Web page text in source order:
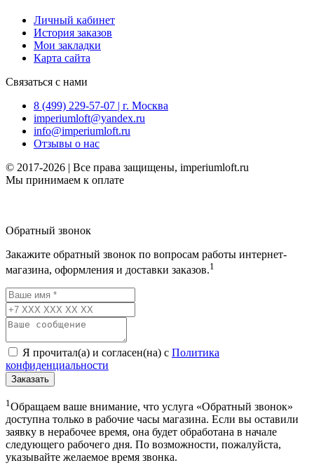
Личный кабинет
История заказов
Мои закладки
Карта сайта
Связаться с нами
8 (499) 229-57-07 | г. Москва
imperiumloft@yandex.ru
info@imperiumloft.ru
Отзывы о нас
© 2017-2026 | Все права защищены, imperiumloft.ru
Мы принимаем к оплате
Обратный звонок
Закажите обратный звонок по вопросам работы интернет-
магазина, оформления и доставки заказов.1
Я прочитал(а) и согласен(на) с Политика
конфиденциальности
Заказать
1Обращаем ваше внимание, что услуга «Обратный звонок»
доступна только в рабочие часы магазина. Если вы оставили
заявку в нерабочее время, она будет обработана в начале
следующего рабочего дня. По возможности, пожалуйста,
указывайте желаемое время звонка.